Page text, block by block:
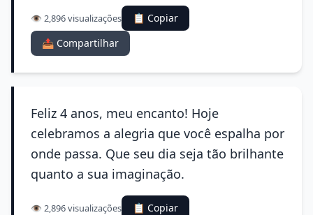
👁️ 2,896 visualizações
📋 Copiar
📤 Compartilhar
Feliz 4 anos, meu encanto! Hoje
celebramos a alegria que você espalha por
onde passa. Que seu dia seja tão brilhante
quanto a sua imaginação.
👁️ 2,896 visualizações
📋 Copiar